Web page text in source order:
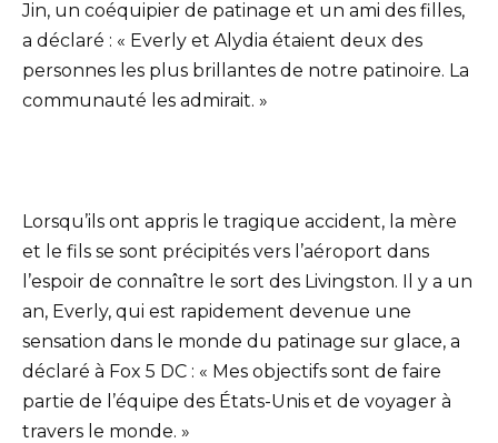
Jin, un coéquipier de patinage et un ami des filles,
a déclaré : « Everly et Alydia étaient deux des
personnes les plus brillantes de notre patinoire. La
communauté les admirait. »
Lorsqu’ils ont appris le tragique accident, la mère
et le fils se sont précipités vers l’aéroport dans
l’espoir de connaître le sort des Livingston. Il y a un
an, Everly, qui est rapidement devenue une
sensation dans le monde du patinage sur glace, a
déclaré à Fox 5 DC : « Mes objectifs sont de faire
partie de l’équipe des États-Unis et de voyager à
travers le monde. »